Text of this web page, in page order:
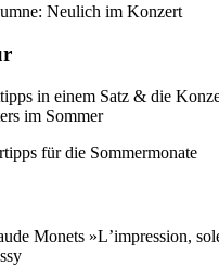
Neulich im Konzert
in einem Satz & die
im Sommer
für die Sommermonate
Monets »Lʼimpression,